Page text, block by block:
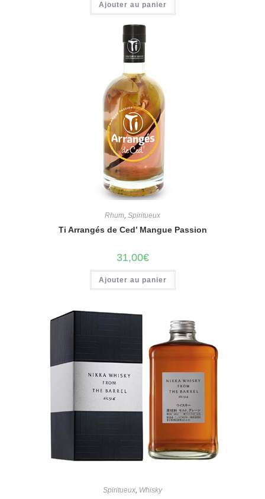
Ajouter au panier
Rhum Spiritueux
Ti Arrangés de Ced’ Mangue Passion
31,00€
Ajouter au panier
Spiritueux, Whisky